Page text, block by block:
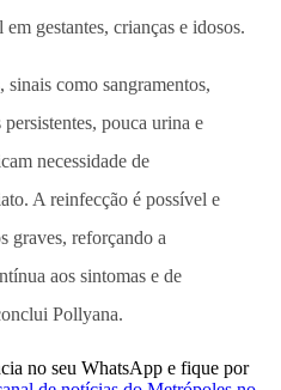
gestantes, crianças e idosos.
sinais como sangramentos,
pouca urina e
necessidade de
A reinfecção é possível e
graves, reforçando a
aos sintomas e de
Pollyana.
no seu WhatsApp e fique por